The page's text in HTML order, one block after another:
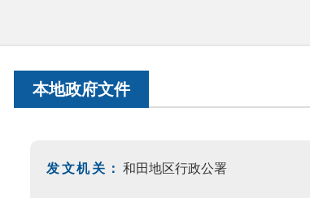
本地政府文件
发文机关： 和田地区行政公署